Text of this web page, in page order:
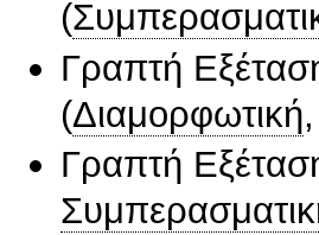
(
Γραπτή
(Διαμορφωτική,
Γραπτή